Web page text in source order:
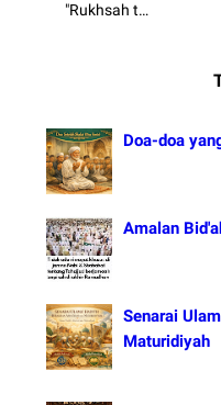
"Rukhsah t…
Doa-doa
Amalan
Senarai
Maturidiyah